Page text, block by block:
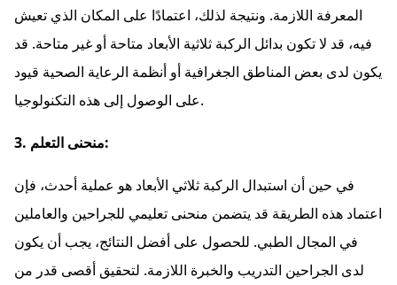
المعرفة اللازمة. ونتيجة لذلك، اعتمادًا على المكان الذي تعيش
فيه، قد لا تكون بدائل الركبة ثلاثية الأبعاد متاحة أو غير متاحة. قد
يكون لدى بعض المناطق الجغرافية أو أنظمة الرعاية الصحية قيود
على الوصول إلى هذه التكنولوجيا.
3. منحنى التعلم:
في حين أن استبدال الركبة ثلاثي الأبعاد هو عملية أحدث، فإن
اعتماد هذه الطريقة قد يتضمن منحنى تعليمي للجراحين والعاملين
في المجال الطبي. للحصول على أفضل النتائج، يجب أن يكون
لدى الجراحين التدريب والخبرة اللازمة. لتحقيق أقصى قدر من